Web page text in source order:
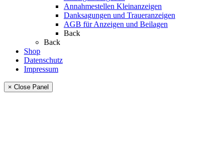
Annahmestellen Kleinanzeigen
Danksagungen und Traueranzeigen
AGB für Anzeigen und Beilagen
Back
Back
Shop
Datenschutz
Impressum
× Close Panel